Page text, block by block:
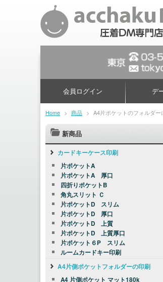
会員ログイン デ
Home > 商品 > A4片ポケットのフォルダ
新商品
カードキーケース印刷
片ポケットA
片ポケットA 厚口
四折りポケットB
角丸スリット Ｃ
片ポケットD スリム
片ポケットD 厚口
片ポケットD 上質
片ポケットD 上質厚口
片ポケット６P スリム
ルームカードキー印刷
A4片側ポケットフォルダーの印刷
A4 片側ポケット マット180k